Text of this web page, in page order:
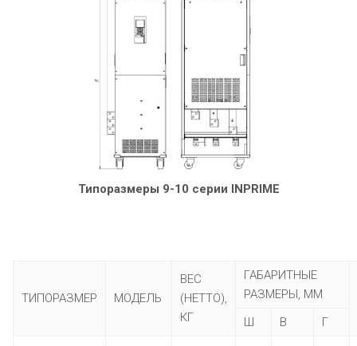
Типоразмеры 9-10 серии INPRIME
ТИПОРАЗМЕР МОДЕЛЬ
ВЕС
(НЕТТО),
КГ
ГАБАРИТНЫЕ
РАЗМЕРЫ, ММ
Ш
В Г